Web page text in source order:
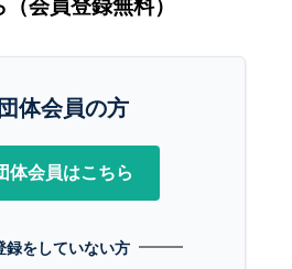
体会員の方
体会員はこちら
録をしていない方